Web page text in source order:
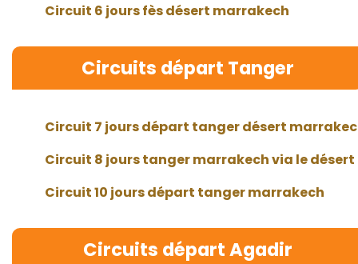
Circuit 6 jours fès désert marrakech
Circuits départ Tanger
Circuit 7 jours départ tanger désert
Circuit 8 jours tanger marrakech via le désert
Circuit 10 jours départ tanger marrakech
Circuits départ Agadir